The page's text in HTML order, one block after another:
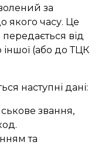
за
якого часу. Це
від
іншої (або до ТЦК
наступні дані:
звання,
та